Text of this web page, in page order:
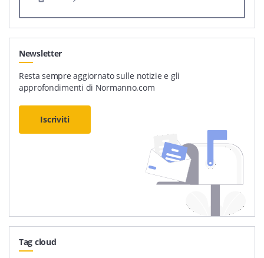
Newsletter
Resta sempre aggiornato sulle notizie e gli
approfondimenti di Normanno.com
Iscriviti
Tag cloud